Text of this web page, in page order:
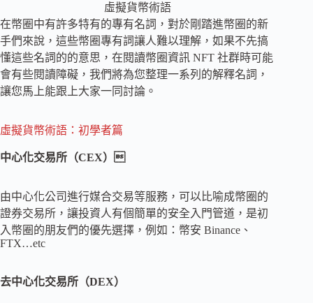
虛擬貨幣術語
在幣圈中有許多特有的專有名詞，對於剛踏進幣圈的新
手們來說，這些幣圈專有詞讓人難以理解，如果不先搞
懂這些名詞的的意思，在閱讀幣圈資訊 NFT 社群時可能
會有些閱讀障礙，我們將為您整理一系列的解釋名詞，
讓您馬上能跟上大家一同討論。
虛擬貨幣術語：初學者篇
中心化交易所（CEX）
由中心化公司進行媒合交易等服務，可以比喻成幣圈的
證券交易所，讓投資人有個簡單的安全入門管道，是初
入幣圈的朋友們的優先選擇，例如：幣安 Binance、
FTX…etc
去中心化交易所（DEX）